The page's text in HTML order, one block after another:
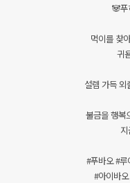
🐼푸
먹이를 찾
귀
설렘 가득
불금을 행복
#푸바오 #
#아이바